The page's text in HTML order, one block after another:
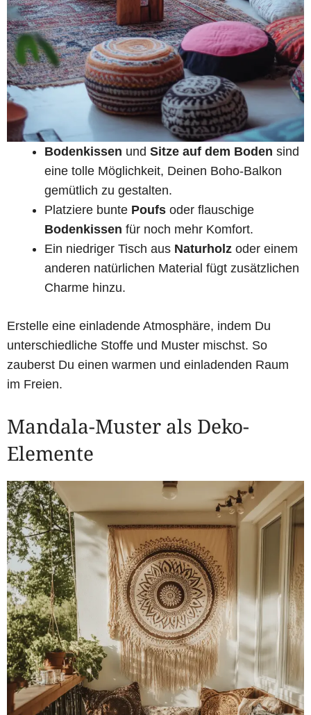
Bodenkissen und Sitze auf dem Boden sind
eine tolle Möglichkeit, Deinen Boho-Balkon
gemütlich zu gestalten.
Platziere bunte Poufs oder flauschige
Bodenkissen für noch mehr Komfort.
Ein niedriger Tisch aus Naturholz oder einem
anderen natürlichen Material fügt zusätzlichen
Charme hinzu.
Erstelle eine einladende Atmosphäre, indem Du
unterschiedliche Stoffe und Muster mischst. So
zauberst Du einen warmen und einladenden Raum
im Freien.
Mandala-Muster als Deko-
Elemente